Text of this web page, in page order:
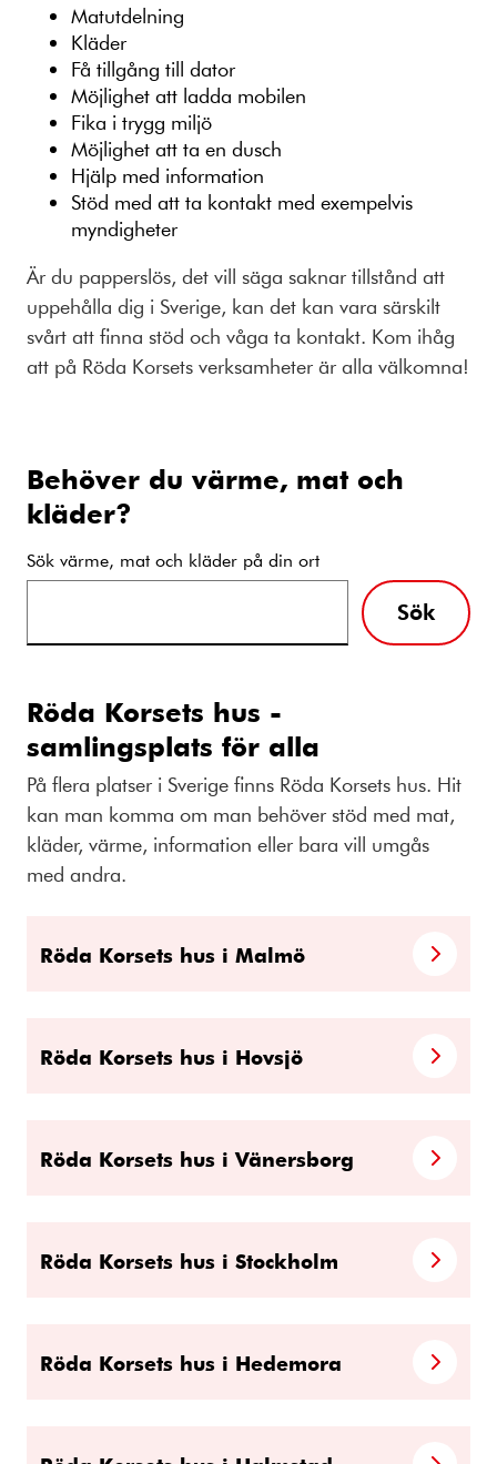
Matutdelning
Kläder
Få tillgång till dator
Möjlighet att ladda mobilen
Fika i trygg miljö
Möjlighet att ta en dusch
Hjälp med information
Stöd med att ta kontakt med exempelvis
myndigheter
Är du papperslös, det vill säga saknar tillstånd att
uppehålla dig i Sverige, kan det kan vara särskilt
svårt att finna stöd och våga ta kontakt. Kom ihåg
att på Röda Korsets verksamheter är alla välkomna!
Behöver du värme, mat och
kläder?
Sök värme, mat och kläder på din ort
Sök
Röda Korsets hus -
samlingsplats för alla
På flera platser i Sverige finns Röda Korsets hus. Hit
kan man komma om man behöver stöd med mat,
kläder, värme, information eller bara vill umgås
med andra.
Röda Korsets hus i Malmö
Röda Korsets hus i Hovsjö
Röda Korsets hus i Vänersborg
Röda Korsets hus i Stockholm
Röda Korsets hus i Hedemora